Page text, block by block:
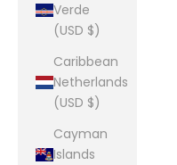
Verde
(USD $)
Caribbean
Netherlands
(USD $)
Cayman
Islands